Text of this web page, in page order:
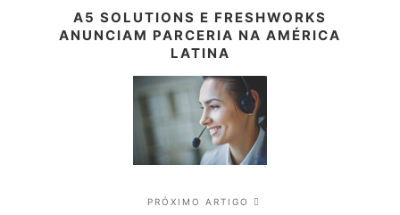
A5 SOLUTIONS E FRESHWORKS
ANUNCIAM PARCERIA NA AMÉRICA
LATINA
PRÓXIMO ARTIGO